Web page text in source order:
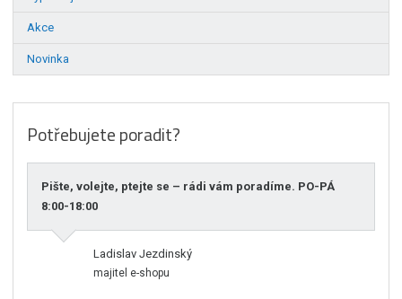
Akce
Novinka
Potřebujete poradit?
Pište, volejte, ptejte se – rádi vám poradíme. PO-PÁ
8:00-18:00
Ladislav Jezdinský
majitel e-shopu